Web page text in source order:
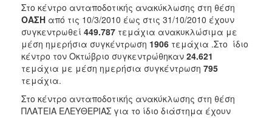
2018
2017
2016
2015
2013
2012
Στο κέντρο ανταποδοτικής ανακύκλωσης στη θέση
ΟΑΣΗ από τις 10/3/2010 έως στις 31/10/2010 έχουν
συγκεντρωθεί 449.787 τεμάχια ανακυκλώσιμα με
μέση ημερήσια συγκέντρωση 1906 τεμάχια .Στο ίδιο
κέντρο τον Οκτώβριο συγκεντρώθηκαν 24.621
τεμάχια με μέση ημερήσια συγκέντρωση 795
τεμάχια.
Στο κέντρο ανταποδοτικής ανακύκλωσης στη θέση
ΠΛΑΤΕΙΑ ΕΛΕΥΘΕΡΙΑΣ για το ίδιο διάστημα έχουν